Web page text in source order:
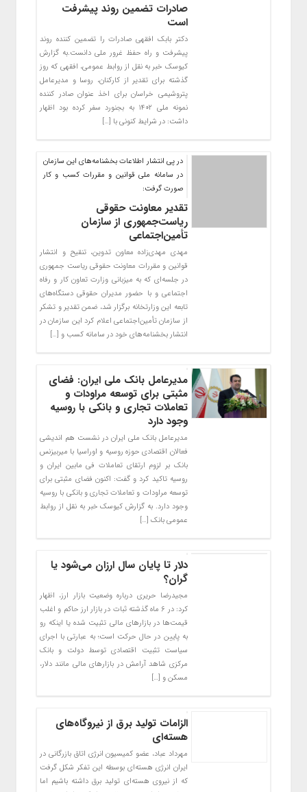
صادرات تضمین روند پیشرفت
است
دکتر بابک افقهی صادرات را تضمین کننده روند
پیشرفت و راه حفظ غرور ملی دانست.به گزارش
کیوسک خبر به نقل از روابط عمومی، افقهی که روز
گذشته برای تقدیر از کارکنان، روسا و مدیرعامل
پتروشیمی خراسان برای اخذ عنوان صادر کننده
نمونه ملی ۱۴۰۲ به بجنورد سفر کرده بود اظهار
داشت: در شرایط کنونی با […]
در پی انتشار اطلاعات بخشنامه‌های این سازمان
در سامانه ملی قوانین و مقررات کسب و کار
صورت گرفت:
تقدیر معاونت حقوقی
ریاست‌جمهوری از سازمان
تأمین‌اجتماعی
مهدی مهدی‌زاده معاون تدوین، تنقیح و انتشار
قوانین و مقررات معاونت حقوقی ریاست جمهوری
در جلسه‌ای که به میزبانی وزارت تعاون کار و رفاه
اجتماعی و با حضور مدیران حقوقی دستگاه‌های
تابعه این وزارتخانه برگزار شد، ضمن تقدیر و تشکر
از سازمان تأمین‌اجتماعی اعلام کرد این سازمان در
انتشار بخشنامه‌‎های خود در سامانه کسب و […]
مدیرعامل بانک ملی ایران: فضای
مثبتی برای توسعه مراودات و
تعاملات تجاری و بانکی با روسیه
وجود دارد
مدیرعامل بانک ملی ایران در نشست هم اندیشی
فعالان اقتصادی حوزه روسیه و اوراسیا با میربیزنس
بانک بر لزوم ارتقای تعاملات فی مابین ایران و
روسیه تاکید کرد و گفت: اکنون فضای مثبتی برای
توسعه مراودات و تعاملات تجاری و بانکی با روسیه
وجود دارد. به گزارش کیوسک خبر به نقل از روابط
عمومی بانک […]
دلار تا پایان سال ارزان می‌شود یا
گران؟
مجیدرضا حریری درباره وضعیت بازار ارز، اظهار
کرد: در ۶ ماه گذشته ثبات در بازار ارز حاکم و اغلب
قیمت‌ها در بازار‌های مالی تثبیت شده یا اینکه رو
به پایین در حال حرکت است؛ به عبارتی با اجرای
سیاست تثبیت اقتصادی توسط دولت و بانک
مرکزی شاهد آرامش در بازار‌های مالی مانند دلار،
مسکن و […]
الزامات تولید برق از نیروگاه‌های
هسته‌ای
مهرداد عباد، عضو کمیسیون انرژی اتاق بازرگانی در
ایران انرژی هسته‌ای بوسطه این تفکر شکل گرفت
که از نیروی هسته‌ای تولید برق داشته باشیم اما